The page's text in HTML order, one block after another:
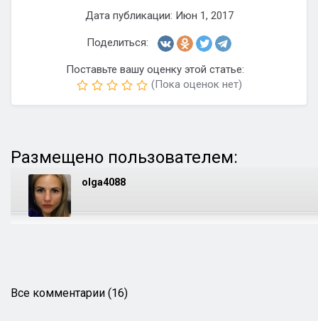
Дата публикации: Июн 1, 2017
Поделиться:
Поставьте вашу оценку этой статье:
(Пока оценок нет)
Размещено пользователем:
olga4088
Все комментарии (16)